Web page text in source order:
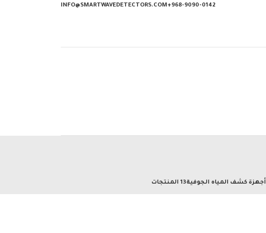
968-9090-0142+
INFO@SMARTWAVEDETECTORS.COM
أجهزة كشف المياه الجوفية13 المنتجات